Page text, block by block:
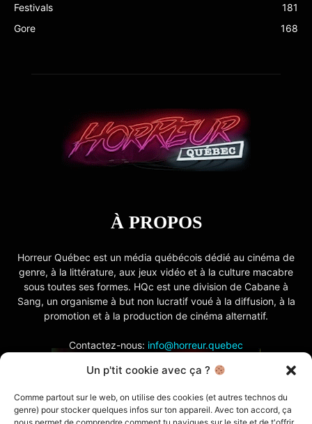
Un p'tit cookie avec ça ?
Comme partout sur le web, on utilise des cookies (et autres technos du
genre) pour stocker quelques infos sur ton appareil. Avec ton accord, ça
Festivals
181
Gore
168
À PROPOS
Horreur Québec est un média québécois dédié au cinéma de
genre, à la littérature, aux jeux vidéo et à la culture macabre
sous toutes ses formes. HQc est une division de Cabane à
Sang, un organisme à but non lucratif voué à la diffusion, à la
promotion et à la production de cinéma alternatif.
Contactez-nous: info@horreur.quebec
SUIVEZ NOUS